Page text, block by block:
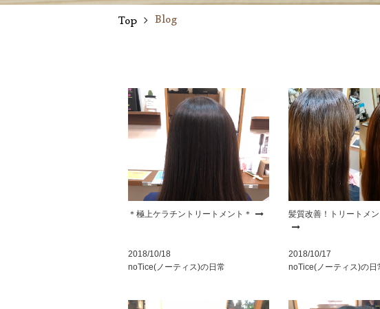
Top Blog
＊極上ケラチントリートメント＊
2018/10/18
noTice(ノーティス)の日常
髪質改善！トリートメン
2018/10/17
noTice(ノーティス)の日